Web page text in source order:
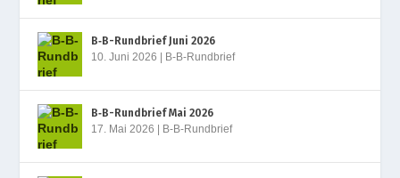
B‑B-Rundbrief Juni 2026
10. Juni 2026
B-B-Rundbrief
B‑B-Rundbrief Mai 2026
17. Mai 2026
B-B-Rundbrief